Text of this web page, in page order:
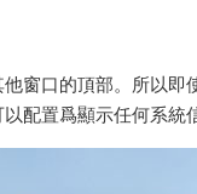
窗口的頂部。所以
配置爲顯示任何系統